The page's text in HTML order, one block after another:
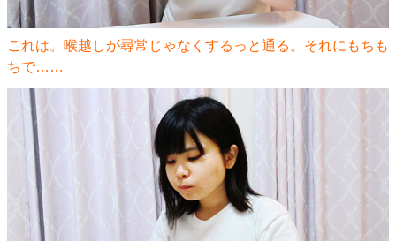
これは。喉越しが尋常じゃなくするっと通る。それにもちも
ちで……